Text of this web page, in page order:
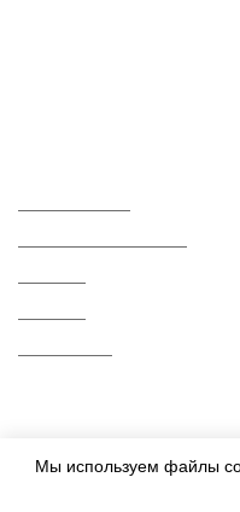
Мы используем файлы